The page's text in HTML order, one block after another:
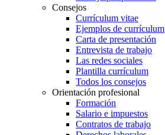
Consejos
Currículum vitae
Ejemplos de currículum
Carta de presentación
Entrevista de trabajo
Las redes sociales
Plantilla currículum
Todos los consejos
Orientación profesional
Formación
Salario e impuestos
Contratos de trabajo